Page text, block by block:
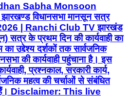
Sabha Monsoon
विधानसभा मानसून सत्र
| Ranchi Club TV झारखंड
सत्र के प्रथम दिन की कार्यवाही का
उद्देश्य दर्शकों तक सार्वजनिक
की कार्यवाही पहुंचाना है। इस
प्रश्नकाल, सरकारी कार्य,
महत्व की चर्चाओं से संबंधित
हैं। Disclaimer: This live